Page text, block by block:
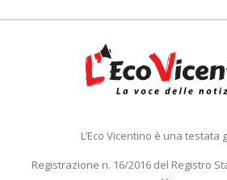
L’Eco Vicentino è una testata
Registrazione n. 16/2016 del Registro